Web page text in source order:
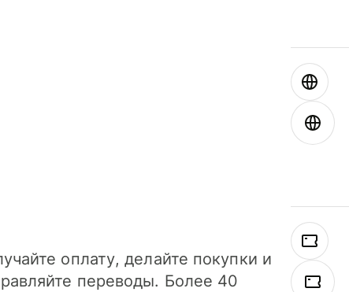
оплату, делайте покупки и
переводы. Более 40